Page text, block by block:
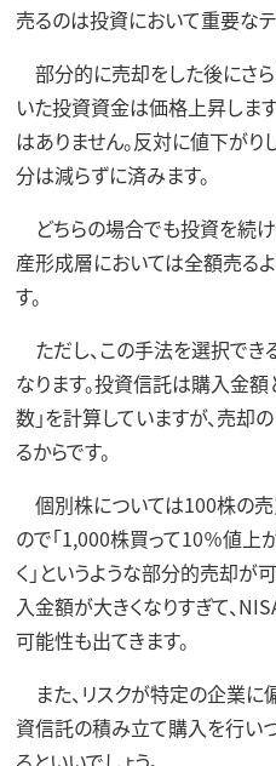
売るのは投資において重要なテ
部分的に売却をした後にさ
いた投資資金は価格上昇します
はありません。反対に値下が
分は減らずに済みます。
どちらの場合でも投資を続け
産形成層においては全額売る
す。
ただし、この手法を選択でき
なります。投資信託は購入金
数」を計算していますが、売却
るからです。
個別株については100株の
ので「1,000株買って10％値上
く」というような部分的売却が
入金額が大きくなりすぎて、
可能性も出てきます。
また、リスクが特定の企業に
資信託の積み立て購入を行い